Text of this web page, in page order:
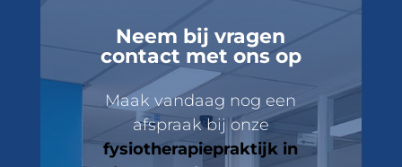
Neem bij vragen
contact met ons op
Maak vandaag nog een
afspraak bij onze
fysiotherapiepraktijk in